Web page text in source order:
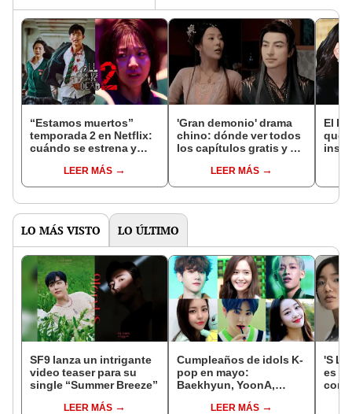
“Estamos muertos”
temporada 2 en Netflix:
cuándo se estrena y
temporadaLEER MÁS
'Gran demonio' drama
chino: dónde ver todos
los capítulos gratis y en
LEER MÁS
El k-
que
LO MÁS VISTO LO ÚLTIMO
SF9 lanza un intrigante
video teaser para su
single “Summer Breeze”
LEER MÁS
Cumpleaños de idols K-
pop en mayo:
Baekhyun, YoonA,
LEER MÁS
'S
es